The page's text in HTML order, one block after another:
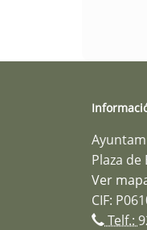
Plaza de
Ver
CIF:
Telf.: